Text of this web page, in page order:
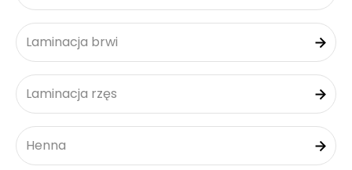
Laminacja brwi
Laminacja rzęs
Henna